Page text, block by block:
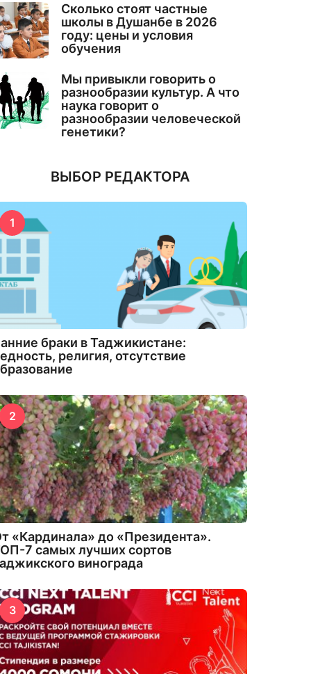
Сколько стоят частные
школы в Душанбе в 2026
году: цены и условия
обучения
Мы привыкли говорить о
разнообразии культур. А что
наука говорит о
разнообразии человеческой
генетики?
ВЫБОР РЕДАКТОРА
1
браки в Таджикистане:
религия, отсутствие
2
«Кардинала» до «Президента».
7 самых лучших сортов
винограда
3